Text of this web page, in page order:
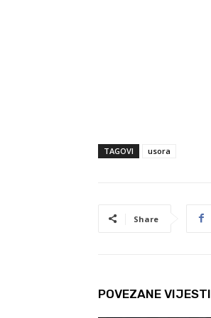
TAGOVI usora
Share
POVEZANE VIJESTI